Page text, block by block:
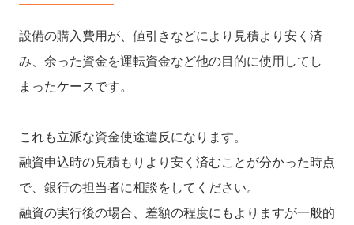
設備の購入費用が、値引きなどにより見積より安く済
み、余った資金を運転資金など他の目的に使用してし
まったケースです。
これも立派な資金使途違反になります。
融資申込時の見積もりより安く済むことが分かった時点
で、銀行の担当者に相談をしてください。
融資の実行後の場合、差額の程度にもよりますが一般的